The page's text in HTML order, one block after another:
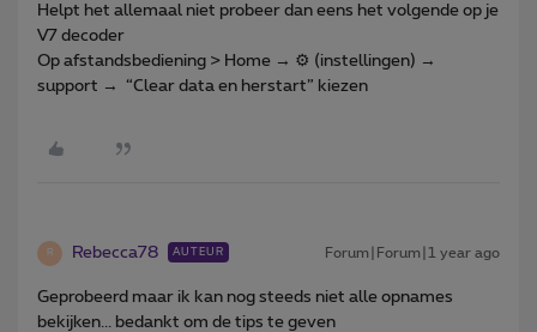
Helpt het allemaal niet probeer dan eens het volgende op je
V7 decoder
Op afstandsbediening > Home → ⚙️ (instellingen) →
support → “Clear data en herstart” kiezen
R Rebecca78 AUTEUR Forum|Forum|1 year ago
Geprobeerd maar ik kan nog steeds niet alle opnames
bekijken... bedankt om de tips te geven